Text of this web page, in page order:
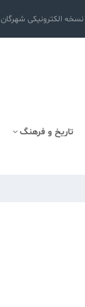
نسخه الکترونیکی شهرگان
تاریخ و فرهنگ